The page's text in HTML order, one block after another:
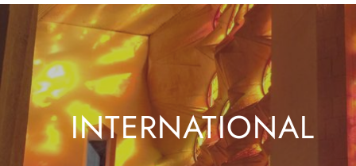
INTERNATIONAL